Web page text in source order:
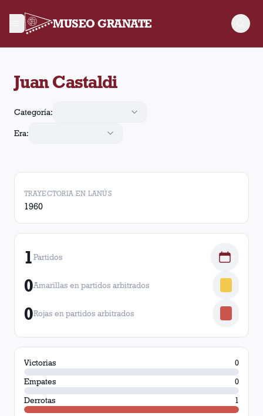
MUSEO GRANATE
Juan Castaldi
Categoría:
Era:
TRAYECTORIA EN LANÚS
1960
1Partidos
0Amarillas en partidos arbitrados
0Rojas en partidos arbitrados
Victorias
0
Empates
0
Derrotas
1